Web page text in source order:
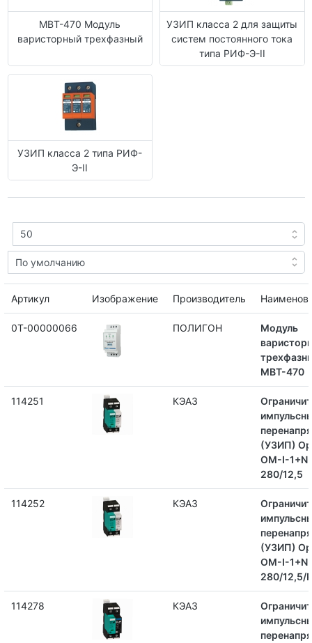
МВТ-470 Модуль
варисторный трехфазный
УЗИП класса 2 для защиты
систем постоянного тока
типа РИФ-Э-II
УЗИП класса 2 типа РИФ-
Э-II
Артикул Изображение Производитель
0Т-00000066 ПОЛИГОН
Модуль
МВТ-470
114251 КЭАЗ
(УЗИП)
OM-I-1+N-
280/12,5
114252 КЭАЗ
(УЗИП)
OM-I-1+N-
280/12,5/R
114278 КЭАЗ